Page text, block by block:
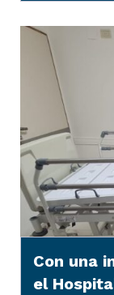
Con una
el